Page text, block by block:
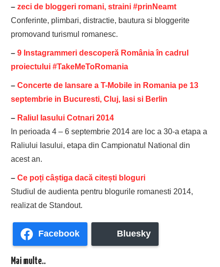
–zeci de bloggeri romani, straini #prinNeamt
Conferinte, plimbari, distractie, bautura si bloggerite
promovand turismul romanesc.
–9 Instagrammeri descoperă România în cadrul
proiectului #TakeMeToRomania
–Concerte de lansare a T-Mobile in Romania pe 13
septembrie in Bucuresti, Cluj, Iasi si Berlin
– Raliul Iasului Cotnari 2014
In perioada 4 – 6 septembrie 2014 are loc a 30-a etapa a
Raliului Iasului, etapa din Campionatul National din
acest an.
–Ce poți câștiga dacă citești bloguri
Studiul de audienta pentru blogurile romanesti 2014,
realizat de Standout.
Facebook Bluesky
Mai multe..